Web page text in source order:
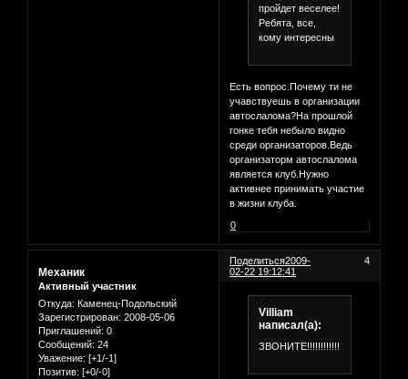
пройдет веселее!
Ребята, все,
кому интересны
Есть вопрос.Почему ти не
учавствуешь в организации
автослалома?На прошлой
гонке тебя небыло видно
среди организаторов.Ведь
организаторм автослалома
является клуб.Нужно
активнее принимать участие
в жизни клуба.
0
Поделиться 4
2009-
02-22 19:12:41
Механик
Активный участник
Откуда: Каменец-Подольский
Зарегистрирован: 2008-05-06
Приглашений: 0
Сообщений: 24
Уважение: [+1/-1]
Позитив: [+0/-0]
Villiam
написал(а):
ЗВОНИТЕ!!!!!!!!!!!!!!!